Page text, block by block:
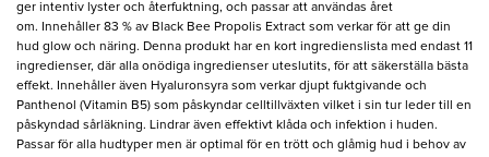
ger intentiv lyster och återfuktning, och passar att användas året
om. Innehåller 83 % av Black Bee Propolis Extract som verkar för att ge din
hud glow och näring. Denna produkt har en kort ingredienslista med endast 11
ingredienser, där alla onödiga ingredienser uteslutits, för att säkerställa bästa
effekt. Innehåller även Hyaluronsyra som verkar djupt fuktgivande och
Panthenol (Vitamin B5) som påskyndar celltillväxten vilket i sin tur leder till en
påskyndad sårläkning. Lindrar även effektivt klåda och infektion i huden.
Passar för alla hudtyper men är optimal för en trött och glåmig hud i behov av